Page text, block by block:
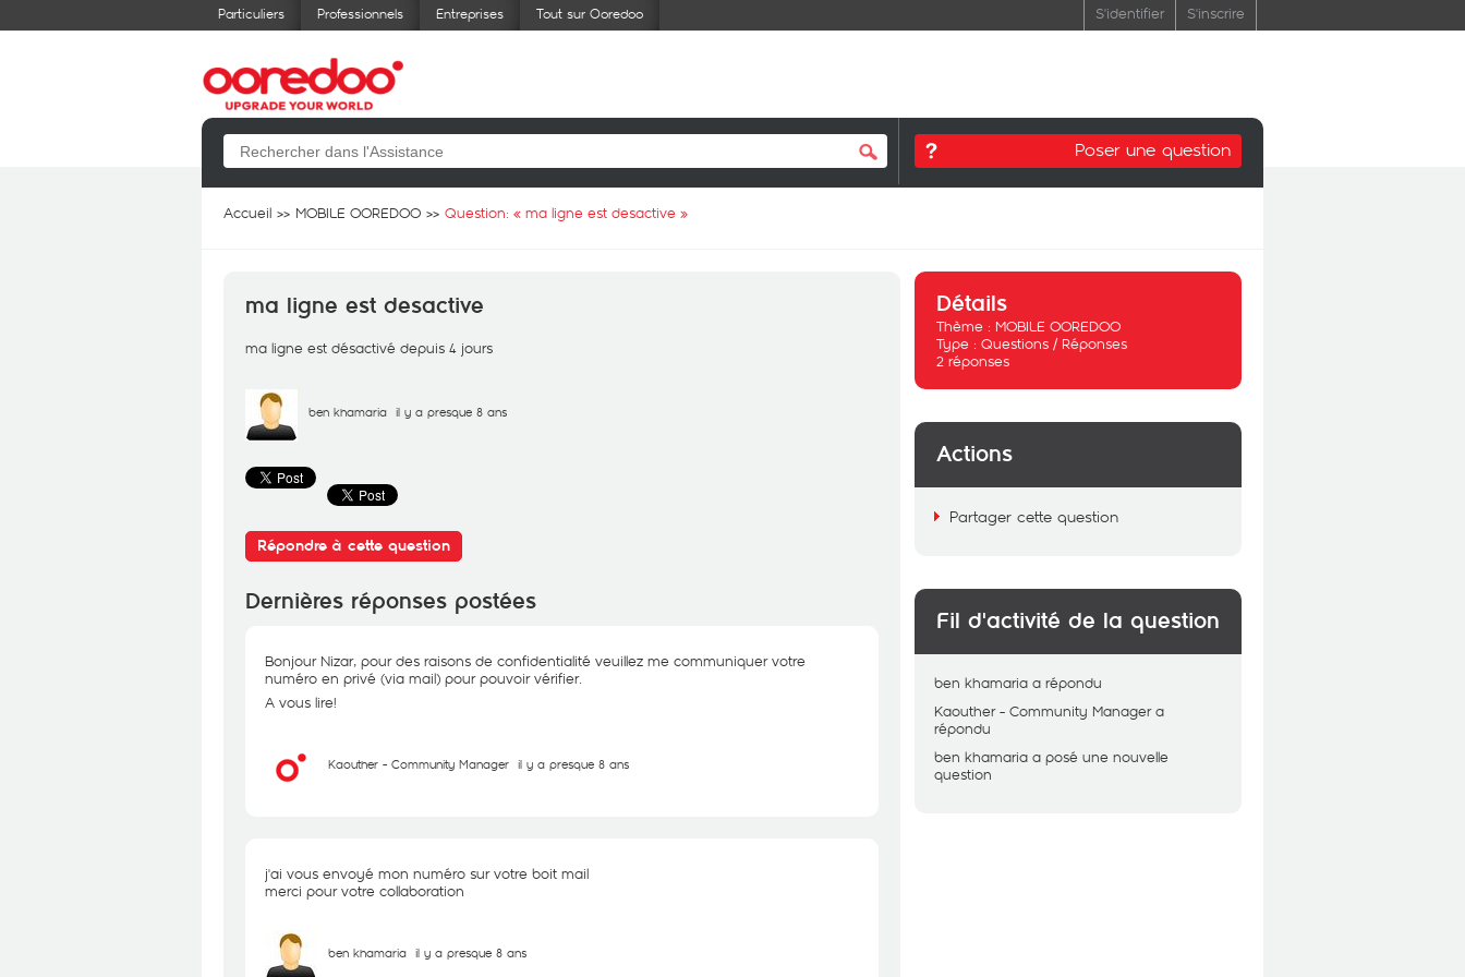
Particuliers Professionnels Entreprises Tout sur Ooredoo S'identifier S'inscrire
Poser une question
Accueil MOBILE OOREDOO Question: « ma ligne est desactive »
ma ligne est desactive
ma ligne est désactivé depuis 4 jours
ben khamaria il y a presque 8 ans
Répondre à cette question
Dernières réponses postées
Bonjour Nizar, pour des raisons de confidentialité veuillez me communiquer votre
numéro en privé (via mail) pour pouvoir vérifier.
A vous lire!
Kaouther - Community Manager il y a presque 8 ans
j'ai vous envoyé mon numéro sur votre boit mail
merci pour votre collaboration
ben khamaria il y a presque 8 ans
Détails
Thème : MOBILE OOREDOO
Type : Questions / Réponses
2 réponses
Actions
Partager cette question
Fil d'activité de la question
ben khamaria a répondu
Kaouther - Community Manager a
répondu
ben khamaria a posé une nouvelle
question